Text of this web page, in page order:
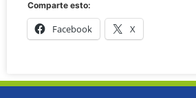
Comparte esto:
Facebook X